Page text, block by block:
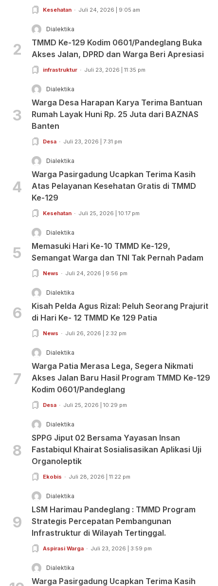
Kesehatan Juli 24, 2026 | 9:05 am
2
Dialektika
TMMD Ke-129 Kodim 0601/Pandeglang Buka
Akses Jalan, DPRD dan Warga Beri Apresiasi
infrastruktur Juli 23, 2026 | 11:35 pm
3
Dialektika
Warga Desa Harapan Karya Terima Bantuan
Rumah Layak Huni Rp. 25 Juta dari BAZNAS
Banten
Desa Juli 23, 2026 | 7:31 pm
4
Dialektika
Warga Pasirgadung Ucapkan Terima Kasih
Atas Pelayanan Kesehatan Gratis di TMMD
Ke-129
Kesehatan Juli 25, 2026 | 10:17 pm
5
Dialektika
Memasuki Hari Ke-10 TMMD Ke-129,
Semangat Warga dan TNI Tak Pernah Padam
News Juli 24, 2026 | 9:56 pm
6
Dialektika
Kisah Pelda Agus Rizal: Peluh Seorang Prajurit
di Hari Ke- 12 TMMD Ke 129 Patia
News Juli 26, 2026 | 2:32 pm
7
Dialektika
Warga Patia Merasa Lega, Segera Nikmati
Akses Jalan Baru Hasil Program TMMD Ke-129
Kodim 0601/Pandeglang
Desa Juli 25, 2026 | 10:29 pm
8
Dialektika
SPPG Jiput 02 Bersama Yayasan Insan
Fastabiqul Khairat Sosialisasikan Aplikasi Uji
Organoleptik
Ekobis Juli 28, 2026 | 11:22 pm
9
Dialektika
LSM Harimau Pandeglang : TMMD Program
Strategis Percepatan Pembangunan
Infrastruktur di Wilayah Tertinggal.
Aspirasi Warga Juli 23, 2026 | 3:59 pm
Dialektika
Warga Pasirgadung Ucapkan Terima Kasih